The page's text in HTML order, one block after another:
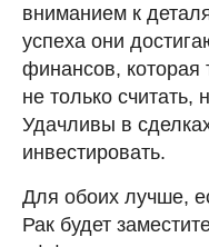
вниманием к
успеха они
финансов, которая
не только считать,
Удачливы в
инвестировать.
Для обоих лучше,
Рак будет